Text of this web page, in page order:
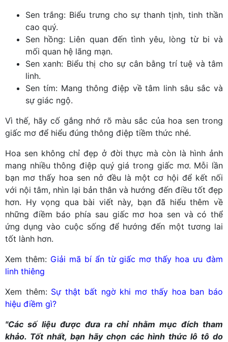
Sen trắng: Biểu trưng cho sự thanh tịnh, tinh thần
cao quý.
Sen hồng: Liên quan đến tình yêu, lòng từ bi và
mối quan hệ lãng mạn.
Sen xanh: Biểu thị cho sự cân bằng trí tuệ và tâm
linh.
Sen tím: Mang thông điệp về tâm linh sâu sắc và
sự giác ngộ.
Vì thế, hãy cố gắng nhớ rõ màu sắc của hoa sen trong
giấc mơ để hiểu đúng thông điệp tiềm thức nhé.
Hoa sen không chỉ đẹp ở đời thực mà còn là hình ảnh
mang nhiều thông điệp quý giá trong giấc mơ. Mỗi lần
bạn mơ thấy hoa sen nở đều là một cơ hội để kết nối
với nội tâm, nhìn lại bản thân và hướng đến điều tốt đẹp
hơn. Hy vọng qua bài viết này, bạn đã hiểu thêm về
những điềm báo phía sau giấc mơ hoa sen và có thể
ứng dụng vào cuộc sống để hướng đến một tương lai
tốt lành hơn.
Xem thêm: Giải mã bí ẩn từ giấc mơ thấy hoa ưu đàm
linh thiêng
Xem thêm: Sự thật bất ngờ khi mơ thấy hoa ban báo
hiệu điềm gì?
"Các số liệu được đưa ra chỉ nhằm mục đích tham
khảo. Tốt nhất, bạn hãy chọn các hình thức lô tô do